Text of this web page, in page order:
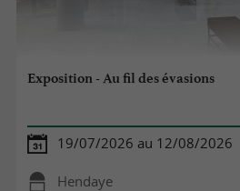
Exposition - Au fil des évasions
19/07/2026 au 12/08/2026
Hendaye